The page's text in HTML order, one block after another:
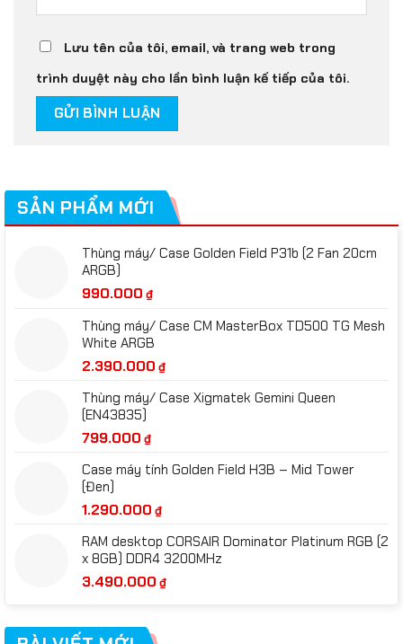
Lưu tên của tôi, email, và trang web trong
trình duyệt này cho lần bình luận kế tiếp của tôi.
SẢN PHẨM MỚI
Thùng máy/ Case Golden Field P31b (2 Fan 20cm
ARGB)
990.000 ₫
Thùng máy/ Case CM MasterBox TD500 TG Mesh
White ARGB
2.390.000 ₫
Thùng máy/ Case Xigmatek Gemini Queen
(EN43835)
799.000 ₫
Case máy tính Golden Field H3B – Mid Tower
(Đen)
1.290.000 ₫
RAM desktop CORSAIR Dominator Platinum RGB (2
x 8GB) DDR4 3200MHz
3.490.000 ₫